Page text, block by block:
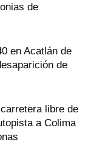
de
en Acatlán de
de
libre de
a Colima